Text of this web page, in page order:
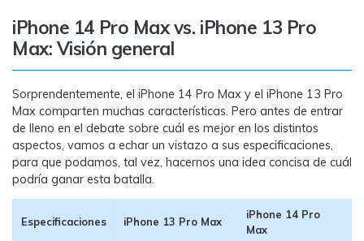
iPhone 14 Pro Max vs. iPhone 13 Pro
Max: Visión general
Sorprendentemente, el iPhone 14 Pro Max y el iPhone 13 Pro
Max comparten muchas características. Pero antes de entrar
de lleno en el debate sobre cuál es mejor en los distintos
aspectos, vamos a echar un vistazo a sus especificaciones,
para que podamos, tal vez, hacernos una idea concisa de cuál
podría ganar esta batalla.
Especificaciones iPhone 13 Pro Max
iPhone 14 Pro
Max